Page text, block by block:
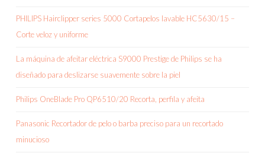
PHILIPS Hairclipper series 5000 Cortapelos lavable HC5630/15 –
Corte veloz y uniforme
La máquina de afeitar eléctrica S9000 Prestige de Philips se ha
diseñado para deslizarse suavemente sobre la piel
Philips OneBlade Pro QP6510/20 Recorta, perfila y afeita
Panasonic Recortador de pelo o barba preciso para un recortado
minucioso